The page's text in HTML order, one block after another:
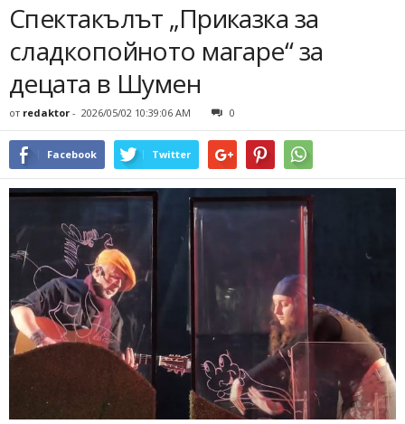
Спектакълът „Приказка за
сладкопойното магаре“ за
децата в Шумен
от redaktor - 2026/05/02 10:39:06 AM 0
Facebook Twitter